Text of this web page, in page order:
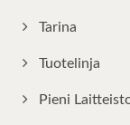
Tarina
Tuotelinja
Pieni